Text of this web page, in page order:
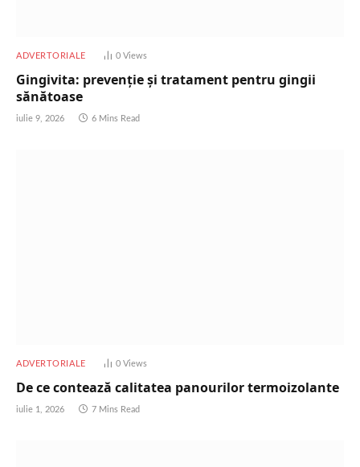
ADVERTORIALE 0 Views
Gingivita: prevenție și tratament pentru gingii
sănătoase
iulie 9, 2026 6 Mins Read
ADVERTORIALE 0 Views
De ce contează calitatea panourilor termoizolante
iulie 1, 2026 7 Mins Read